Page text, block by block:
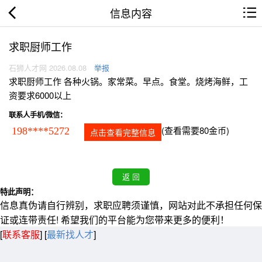
信息内容
求职厨师工作
石狮人才网 2026.08.08 举报
求职厨师工作 各种火锅。家常菜。早点。食堂。烧烤海鲜，工
资要求6000以上
联系人手机/微信：
198****5272 点击查看完整信息 (查看需要80金币)
特此声明：
信息真伪请自行辨别，求职应聘须谨慎，网站对此不承担任何保
证或连带责任! 希望我们的平台能为您带来更多的便利！
[联系客服] [最新找人才]